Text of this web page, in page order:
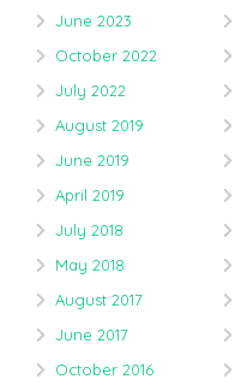
June 2023
October 2022
July 2022
August 2019
June 2019
April 2019
July 2018
May 2018
August 2017
June 2017
October 2016